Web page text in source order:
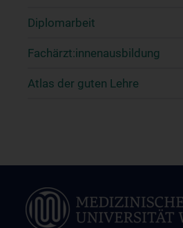
Diplomarbeit
Fachärzt:innenausbildung
Atlas der guten Lehre